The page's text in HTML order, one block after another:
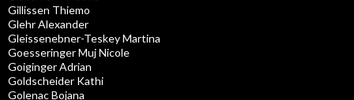
Gillissen Thiemo
Glehr Alexander
Gleissenebner-Teskey Martina
Goesseringer Muj Nicole
Goiginger Adrian
Goldscheider Kathi
Golenac Bojana